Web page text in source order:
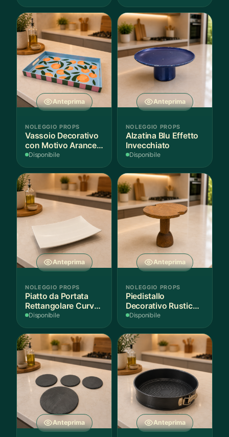
Anteprima
NOLEGGIO PROPS
Vassoio Decorativo
con Motivo Arance e
Foglie
Disponibile
Anteprima
NOLEGGIO PROPS
Alzatina Blu Effetto
Invecchiato
Disponibile
Anteprima
NOLEGGIO PROPS
Piatto da Portata
Rettangolare Curvo
Bianco
Disponibile
Anteprima
NOLEGGIO PROPS
Piedistallo
Decorativo Rustico
in Legno
Disponibile
Anteprima Anteprima